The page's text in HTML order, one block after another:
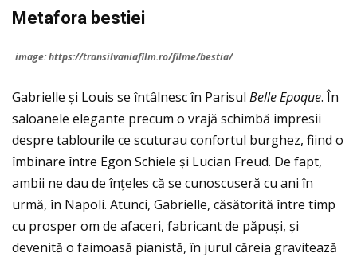
Metafora bestiei
image: https://transilvaniafilm.ro/filme/bestia/
Gabrielle și Louis se întâlnesc în Parisul Belle Epoque. În
saloanele elegante precum o vrajă schimbă impresii
despre tablourile ce scuturau confortul burghez, fiind o
îmbinare între Egon Schiele și Lucian Freud. De fapt,
ambii ne dau de înțeles că se cunoscuseră cu ani în
urmă, în Napoli. Atunci, Gabrielle, căsătorită între timp
cu prosper om de afaceri, fabricant de păpuși, și
devenită o faimoasă pianistă, în jurul căreia gravitează